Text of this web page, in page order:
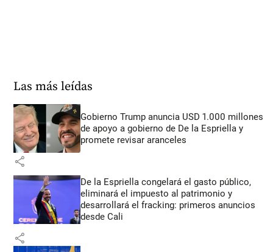
Las más leídas
Gobierno Trump anuncia USD 1.000 millones
de apoyo a gobierno de De la Espriella y
promete revisar aranceles
share
De la Espriella congelará el gasto público,
eliminará el impuesto al patrimonio y
desarrollará el fracking: primeros anuncios
desde Cali
share